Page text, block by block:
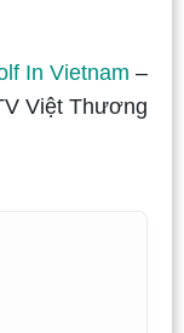
In Vietnam –
Việt Thương